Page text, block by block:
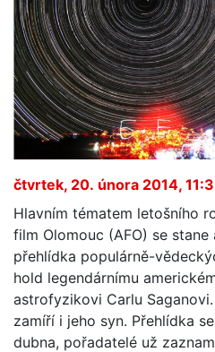
čtvrtek, 20. února 2014,
Hlavním tématem letošního
film Olomouc (AFO) se
přehlídka populárně-
hold legendárnímu
astrofyzikovi Carlu
zamíří i jeho syn. Přehlídka
dubna, pořadatelé už